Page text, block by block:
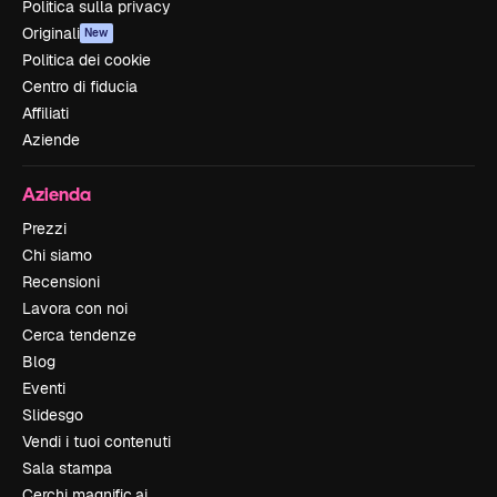
Politica sulla privacy
Originali New
Politica dei cookie
Centro di fiducia
Affiliati
Aziende
Azienda
Prezzi
Chi siamo
Recensioni
Lavora con noi
Cerca tendenze
Blog
Eventi
Slidesgo
Vendi i tuoi contenuti
Sala stampa